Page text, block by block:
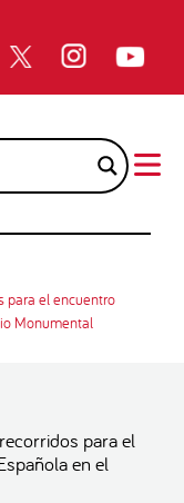
para el encuentro
Monumental
para el
en el